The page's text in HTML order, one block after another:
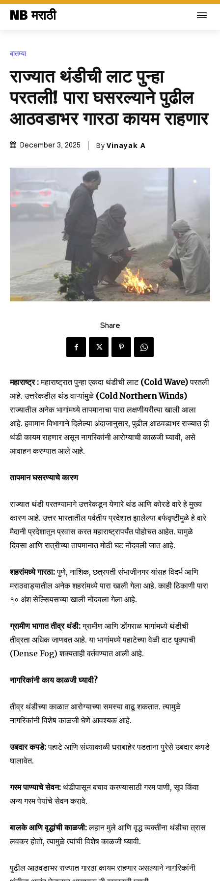
SUBSCRIBERS and be part of the
conversation.
To subscribe, simply enter your email address on our website
or click the subscribe button below. Don't worry, we respect
your privacy and won't spam your inbox. Your information is
SUBSCRIBE
NB मराठी
बातम्या
राज्यात थंडीची लाट पुन्हा
परतली! पारा घसरल्याने पुढील
आठवडाभर गारठा कायम राहणार
December 3, 2025 By Vinayak A
Share
महाराष्ट्र :महाराष्ट्रात पुन्हा एकदा थंडीची लाट (Cold Wave)परतली
आहे. उत्तरेकडील थंड वाऱ्यांमुळे (Cold Northern Winds)
राज्यातील अनेक भागांमध्ये तापमानाचा पारा लक्षणीयरीत्या खाली आला
आहे. हवामान विभागाने दिलेल्या अंदाजानुसार, पुढील आठवडाभर राज्यात ही
थंडी कायम राहणार असून नागरिकांनी आरोग्याची काळजी घ्यावी, असे
आवाहन करण्यात आले आहे.
तापमान घसरण्याचे कारण
राज्यात थंडी परतण्यामागे उत्तरेकडून येणारे थंड आणि कोरडे वारे हे मुख्य
कारण आहे. उत्तर भारतातील पर्वतीय प्रदेशात झालेल्या बर्फवृष्टीमुळे हे वारे
मैदानी प्रदेशातून प्रवास करत महाराष्ट्रापर्यंत पोहोचत आहेत. यामुळे
दिवसा आणि रात्रीच्या तापमानात मोठी घट नोंदवली जात आहे.
शहरांमध्ये गारठा:पुणे, नाशिक, छत्रपती संभाजीनगर यांसह विदर्भ आणि
मराठवाड्यातील अनेक शहरांमध्ये पारा खाली गेला आहे. काही ठिकाणी पारा
१० अंश सेल्सियसच्या खाली नोंदवला गेला आहे.
ग्रामीण भागात तीव्र थंडी:ग्रामीण आणि डोंगराळ भागांमध्ये थंडीची
तीव्रता अधिक जाणवत आहे. या भागांमध्ये पहाटेच्या वेळी दाट धुक्याची
(Dense Fog) शक्यताही वर्तवण्यात आली आहे.
नागरिकांनी काय काळजी घ्यावी?
तीव्र थंडीच्या काळात आरोग्याच्या समस्या वाढू शकतात. त्यामुळे
नागरिकांनी विशेष काळजी घेणे आवश्यक आहे.
उबदार कपडे:पहाटे आणि संध्याकाळी घराबाहेर पडताना पुरेसे उबदार कपडे
घालावेत.
गरम पाण्याचे सेवन: थंडीपासून बचाव करण्यासाठी गरम पाणी, सूप किंवा
अन्य गरम पेयांचे सेवन करावे.
बालके आणि वृद्धांची काळजी:लहान मुले आणि वृद्ध व्यक्तींना थंडीचा त्रास
लवकर होतो, त्यामुळे त्यांची विशेष काळजी घ्यावी.
पुढील आठवडाभर राज्यात गारठा कायम राहणार असल्याने नागरिकांनी